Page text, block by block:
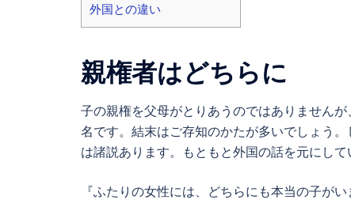
外国との違い
親権者はどちらに
子の親権を父母がとりあうのではありません
名です。結末はご存知のかたが多いでしょう
は諸説あります。もともと外国の話を元にして
『ふたりの女性には、どちらにも本当の子が